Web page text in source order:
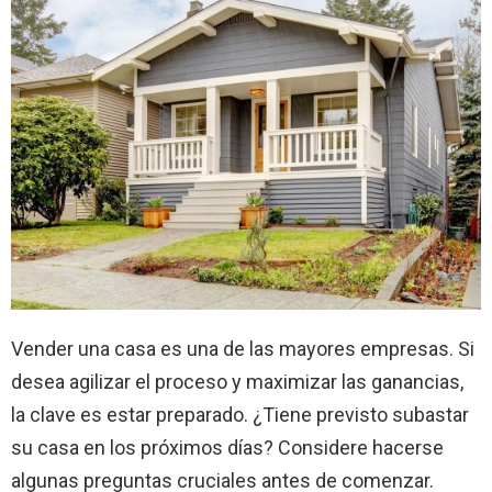
Vender una casa es una de las mayores empresas. Si
desea agilizar el proceso y maximizar las ganancias,
la clave es estar preparado. ¿Tiene previsto subastar
su casa en los próximos días? Considere hacerse
algunas preguntas cruciales antes de comenzar.